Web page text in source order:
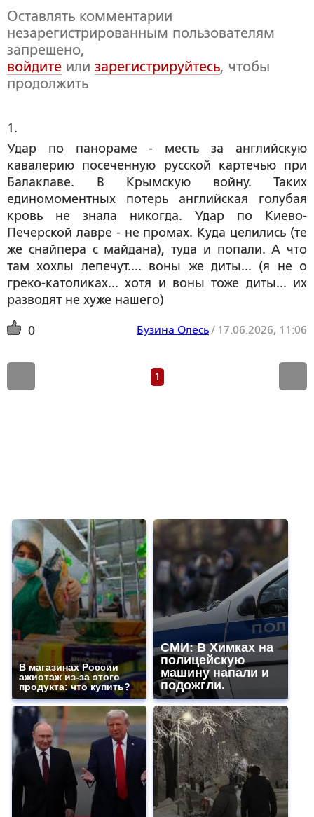
Оставлять комментарии
незарегистрированным пользователям
запрещено,
войдите или зарегистрируйтесь, чтобы
продолжить
1.
Удар по панораме - месть за английскую
кавалерию посеченную русской картечью при
Балаклаве. В Крымскую войну. Таких
единомоментных потерь английская голубая
кровь не знала никогда. Удар по Киево-
Печерской лавре - не промах. Куда целились (те
же снайпера с майдана), туда и попали. А что
там хохлы лепечут.... воны же диты... (я не о
греко-католиках... хотя и воны тоже диты... их
разводят не хуже нашего)
0 Бузина Олесь / 17.06.2026, 11:06
1
В магазинах России
ажиотаж из-за этого
продукта: что купить?
СМИ: В Химках на
полицейскую
машину напали и
подожгли.